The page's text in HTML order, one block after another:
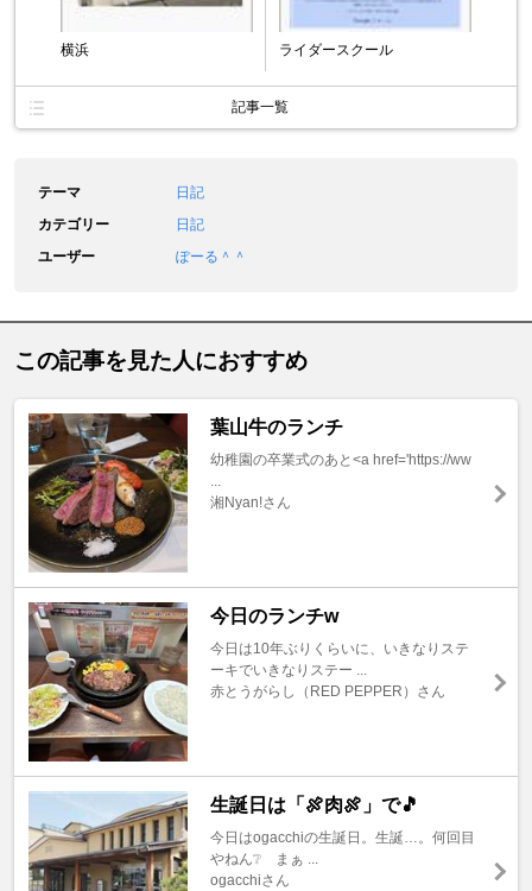
横浜 ライダースクール
記事一覧
テーマ
日記
カテゴリー
日記
ユーザー
ぽーる＾＾
この記事を見た人におすすめ
葉山牛のランチ
幼稚園の卒業式のあと<a href='https://ww
...
湘Nyan!さん
今日のランチw
今日は10年ぶりくらいに、いきなりステ
ーキでいきなりステー ...
赤とうがらし（RED PEPPER）さん
生誕日は「🍖肉🍖」で🎵
今日はogacchiの生誕日。生誕…。何回目
やねん❔ まぁ ...
ogacchiさん